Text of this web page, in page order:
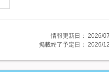
情報更新日： 2026/
掲載終了予定日： 2026/